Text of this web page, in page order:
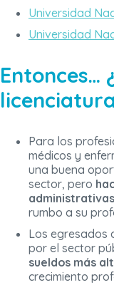
Universidad
Universidad
Entonces…
Para los
médicos y
una buena
sector, pero
administrativas
rumbo a su
Los egresados
por el sector
sueldos más
crecimiento